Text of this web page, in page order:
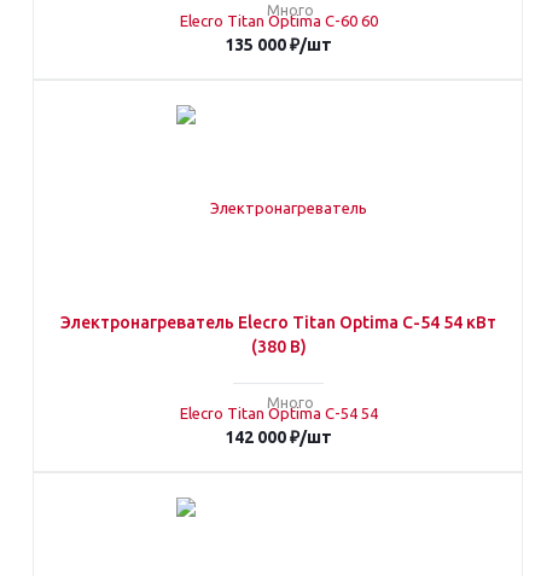
Много
135 000₽/шт
Электронагреватель Elecro Titan Optima С-54 54 кВт
(380 В)
Много
142 000₽/шт